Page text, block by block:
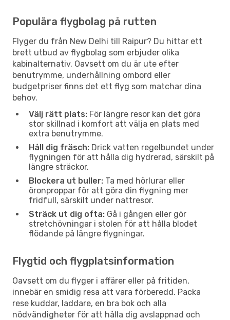
Populära flygbolag på rutten
Flyger du från New Delhi till Raipur? Du hittar ett
brett utbud av flygbolag som erbjuder olika
kabinalternativ. Oavsett om du är ute efter
benutrymme, underhållning ombord eller
budgetpriser finns det ett flyg som matchar dina
behov.
Välj rätt plats: För längre resor kan det göra
stor skillnad i komfort att välja en plats med
extra benutrymme.
Håll dig fräsch: Drick vatten regelbundet under
flygningen för att hålla dig hydrerad, särskilt på
längre sträckor.
Blockera ut buller: Ta med hörlurar eller
öronproppar för att göra din flygning mer
fridfull, särskilt under nattresor.
Sträck ut dig ofta: Gå i gången eller gör
stretchövningar i stolen för att hålla blodet
flödande på längre flygningar.
Flygtid och flygplatsinformation
Oavsett om du flyger i affärer eller på fritiden,
innebär en smidig resa att vara förberedd. Packa
rese kuddar, laddare, en bra bok och alla
nödvändigheter för att hålla dig avslappnad och